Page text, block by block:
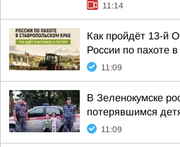
11:14
Как пройдёт 13-й
России по пахоте
11:09
В Зеленокумске
потерявшимся
11:09